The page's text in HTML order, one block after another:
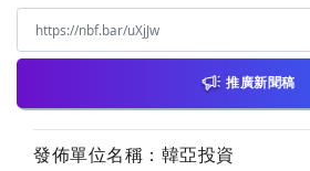
推廣新聞稿
發佈單位名稱：韓亞投資